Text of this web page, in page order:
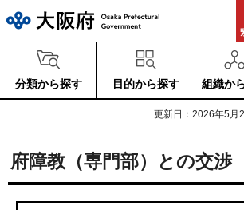
分類から探す 目的から探す 組織か
更新日：2026年5月
府障教（専門部）との交渉